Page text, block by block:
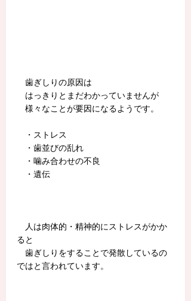
歯ぎしりの原因は
はっきりとまだわかっていませんが
様々なことが要因になるようです。
・ストレス
・歯並びの乱れ
・噛み合わせの不良
・遺伝
人は肉体的・精神的にストレスがかか
ると
歯ぎしりをすることで発散しているの
ではと言われています。